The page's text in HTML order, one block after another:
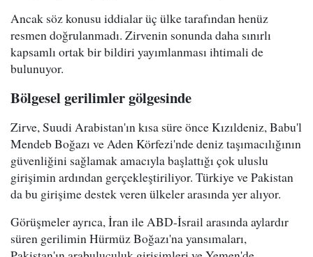
Ancak söz konusu iddialar üç ülke tarafından henüz
resmen doğrulanmadı. Zirvenin sonunda daha sınırlı
kapsamlı ortak bir bildiri yayımlanması ihtimali de
bulunuyor.
Bölgesel gerilimler gölgesinde
Zirve, Suudi Arabistan'ın kısa süre önce Kızıldeniz, Babu'l
Mendeb Boğazı ve Aden Körfezi'nde deniz taşımacılığının
güvenliğini sağlamak amacıyla başlattığı çok uluslu
girişimin ardından gerçekleştiriliyor. Türkiye ve Pakistan
da bu girişime destek veren ülkeler arasında yer alıyor.
Görüşmeler ayrıca, İran ile ABD-İsrail arasında aylardır
süren gerilimin Hürmüz Boğazı'na yansımaları,